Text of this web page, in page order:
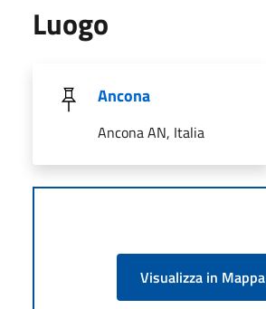
Luogo
Ancona
Ancona AN, Italia
Visualizza in Mappa